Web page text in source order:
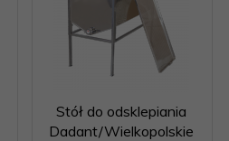
Stół do odsklepiania
Dadant/Wielkopolskie